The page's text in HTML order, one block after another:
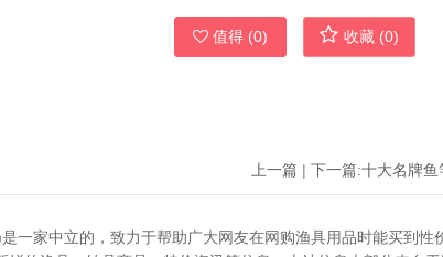
值得 (0) 收藏 (0)
上一篇 | 下一篇:
一家中立的，致力于帮助广大网友在网购渔具用品时能买到性